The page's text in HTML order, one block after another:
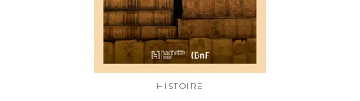
HISTOIRE